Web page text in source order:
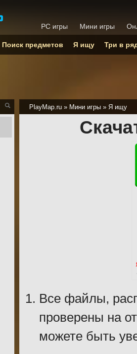
PlayMap.ru » Мини игры » Я ищу
Все файлы,
проверены на
можете быть
PC игры Мини игры
Поиск предметов Я ищу Три в